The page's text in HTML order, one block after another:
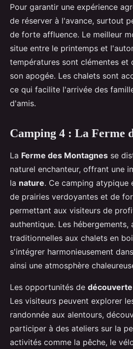
Pour garantir une expérience
de réserver à l'avance, surtout
de forte affluence. Le meilleur
situe entre le printemps et
températures sont clémentes et
son apogée. Les chalets sont
ce qui facilite l'arrivée des
d'amis.
Camping 4 : La Ferme
La Ferme des Montagnes se
naturel enchanteur, offrant une
la nature. Ce camping atypique
de prairies verdoyantes et de
permettant aux visiteurs de
authentique. Les hébergements,
traditionnelles aux chalets en
s'intégrer harmonieusement
ainsi une atmosphère
Les opportunités de découverte
Les visiteurs peuvent explorer
randonnée aux alentours,
participer à des ateliers sur la
activités comme la pêche, le